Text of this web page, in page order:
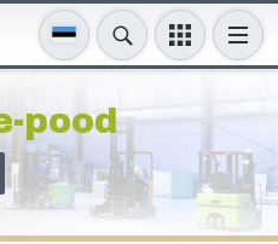
pood